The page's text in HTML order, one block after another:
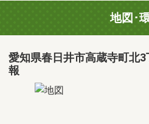
地図･
愛知県春日井市高蔵寺町北
報